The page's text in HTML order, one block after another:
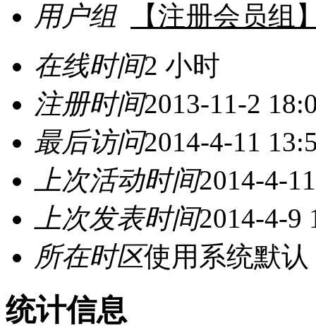
用户组
【注册会员组
在线时间2 小时
注册时间2013-11-2
最后访问2014-4-11
上次活动时间2014-4-
上次发表时间2014-4-9
所在时区使用系统默认
统计信息